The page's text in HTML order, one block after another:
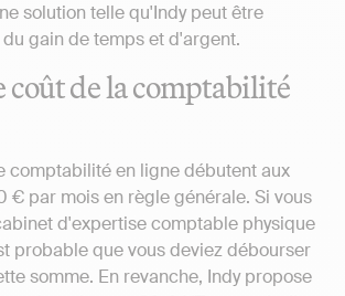
solution telle qu'Indy peut être
gain de temps et d'argent.
coût de la comptabilité
comptabilité en ligne débutent aux
€ par mois en règle générale. Si vous
d'expertise comptable physique
probable que vous deviez débourser
somme. En revanche, Indy propose